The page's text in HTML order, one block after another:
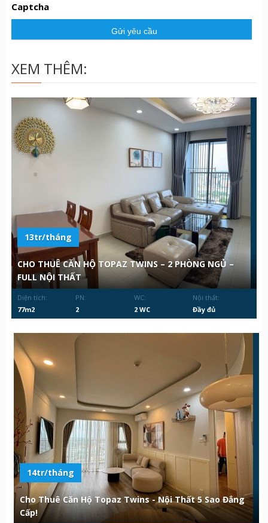
c
ầ
Captcha
XEM THÊM:
13tr/tháng
CHO THUÊ CĂN HỘ TOPAZ TWINS – 2 PHÒNG NGỦ –
FULL NỘI THẤT
Diện tích:
77m2
PN:
2
WC:
2 WC
Nội thất:
Đầy đủ
14tr/tháng
Cho Thuê Căn Hộ Topaz Twins - Nội Thất 5 Sao Đẳng
Cấp!